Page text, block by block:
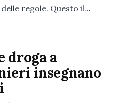
regole. Questo il…
droga a
insegnano